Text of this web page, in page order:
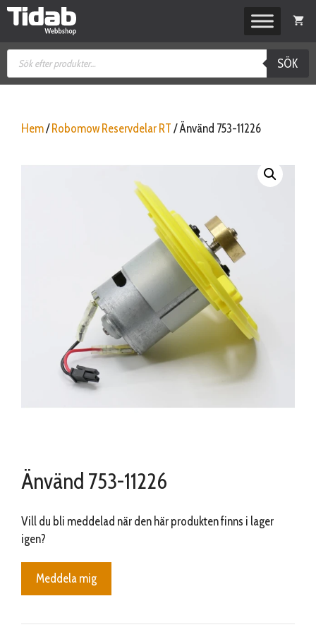
Hoppa
Produktsökning
SÖK
Hem/ Robomow Reservdelar RT / Änvänd 753-11226
Änvänd 753-11226
Vill du bli meddelad när den här produkten finns i lager
igen?
Meddela mig